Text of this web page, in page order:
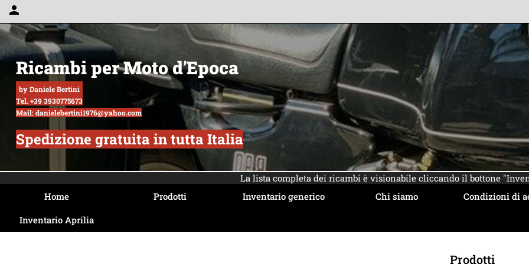
person
Ricambi per Moto d'Epoca
by Daniele Bertini
Tel. +39 3930775673
Mail: danielebertini1976@yahoo.com
Spedizione gratuita in tutta Italia
La lista completa dei ricambi è visionabile cliccando il bottone
Home
Prodotti Inventario generico Chi siamo Condizioni di
Inventario Aprilia
Prodotti